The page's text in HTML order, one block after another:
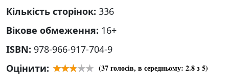
Кількість сторінок: 336
Вікове обмеження: 16+
ISBN: 978-966-917-704-9
Оцінити:
(37голосів, в середньому: 2.8з 5)